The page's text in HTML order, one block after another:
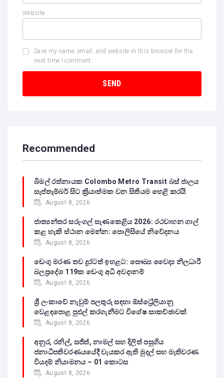
Website
Save my name, email, and website in this browser for the
next time I comment.
Recommended
බිමල් රත්නායක Colombo Metro Transit බස් ජාලය
සැප්තැම්බර් සිට ක්‍රියාත්මක වන සිතියම හෙළි කරයි
August 8, 2026
ජාත්‍යන්තර සරුංගල් සැණකෙළිය 2026: රථවාහන ගාල්
කළ හැකි ස්ථාන මෙන්න: පොලිසියේ නිවේදනය
August 8, 2026
ඩෙංගු මරණ තව දුරටත් ඉහළට: සෞඛ්‍ය වෛද්‍ය නිලධාරී
බලප්‍රදේශ 119ක ඩෙංගු අධි අවදානම්
August 8, 2026
ශ්‍රී ලංකාවේ නැවුම් පලතුරු සඳහා ඕස්ට්‍රේලියානු
වෙළඳපොළ පුළුල් කරගැනීමට විශේෂ සාකච්ඡාවක්
August 8, 2026
අනුර, රනිල්, සජිත්, නාමල් සහ දිලිත් පසුගිය
ජනාධිපතිවරණයයේදී වැයකර ඇති මුදල් සහ මැතිවරණ
වියදම් නියාමනය – 01 කොටස
August 8, 2026